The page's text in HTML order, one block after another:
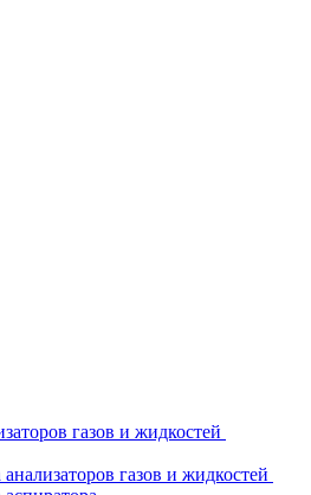
газов и жидкостей
газов и жидкостей